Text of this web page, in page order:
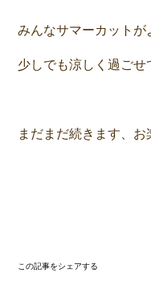
みんなサマーカット
少しでも涼しく過ごせ
まだまだ続きます、お
この記事をシェアする